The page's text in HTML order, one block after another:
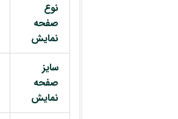
نوع
صفحه
نمایش
سایز
صفحه
نمایش